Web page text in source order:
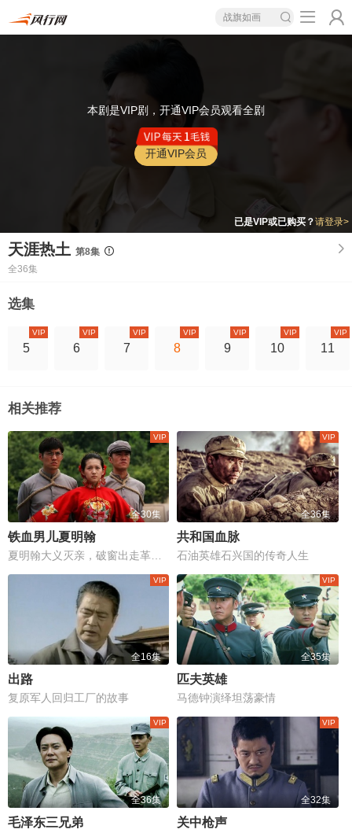
战旗如画
本剧是VIP剧，开通VIP会员观看全剧
开通VIP会员
已是VIP或已购买？请登录>
天涯热土 第8集
全36集
选集
5
VIP
6
VIP
7
VIP
8
VIP
9
VIP
10
VIP
11
VIP
相关推荐
全30集
铁血男儿夏明翰
全36集
共和国血脉
石油英雄石兴国的传奇人生
全16集
出路
复原军人回归工厂的故事
全35集
匹夫英雄
马德钟演绎坦荡豪情
全36集
毛泽东三兄弟
全32集
关中枪声